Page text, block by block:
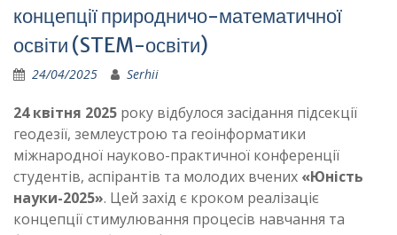
концепції природничо-математичної
освіти (STEM-освіти)
24/04/2025 Serhii
24 квітня 2025 року відбулося засідання підсекції
геодезії, землеустрою та геоінформатики
міжнародної науково-практичної конференції
студентів, аспірантів та молодих вчених «Юність
науки-2025». Цей захід є кроком реалізаціє
концепції стимулювання процесів навчання та